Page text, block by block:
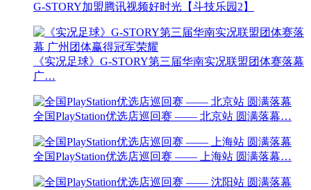
G-STORY加盟腾讯视频好时光【斗技乐园2】
《实况足球》G-STORY第三届华南实况联盟团体赛落幕
广…
全国PlayStation优选店巡回赛 —— 北京站 圆满落幕…
全国PlayStation优选店巡回赛 —— 上海站 圆满落幕…